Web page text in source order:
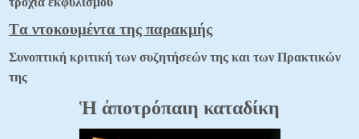
Tα ντοκουμέντα της παρακμής
Συνοπτική κριτική των συζητήσεών της και των Πρακτικών
της
Ἡ ἀποτρόπαιη καταδίκη